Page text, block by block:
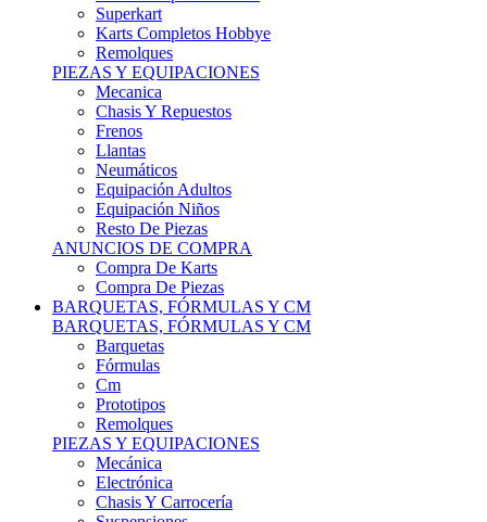
Superkart
Karts Completos Hobbye
Remolques
PIEZAS Y EQUIPACIONES
Mecanica
Chasis Y Repuestos
Frenos
Llantas
Neumáticos
Equipación Adultos
Equipación Niños
Resto De Piezas
ANUNCIOS DE COMPRA
Compra De Karts
Compra De Piezas
BARQUETAS, FÓRMULAS Y CM
BARQUETAS, FÓRMULAS Y CM
Barquetas
Fórmulas
Cm
Prototipos
Remolques
PIEZAS Y EQUIPACIONES
Mecánica
Electrónica
Chasis Y Carrocería